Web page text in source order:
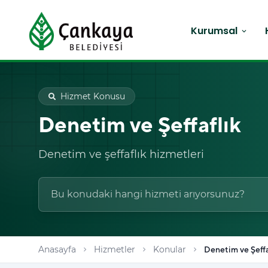
Kurumsal expand_more
Hizmet Konusu
Denetim ve Şeffaflık
Denetim ve şeffaflık hizmetleri
Anasayfa chevron_right Hizmetler chevron_right Konular chevron_right Denetim ve